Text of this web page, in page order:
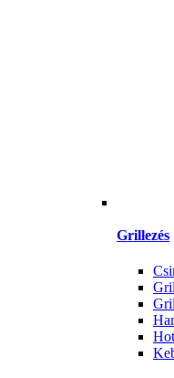
Grillezés